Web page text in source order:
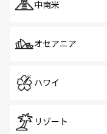
中南米
オセアニア
ハワイ
リゾート